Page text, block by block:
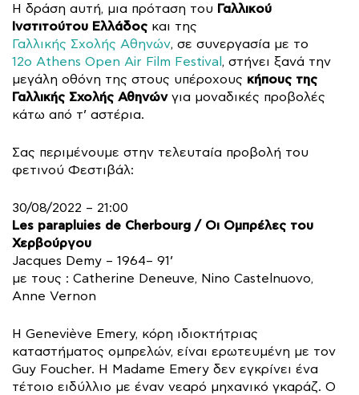
Η δράση αυτή, μια πρόταση του Γαλλικού
Ινστιτούτου Ελλάδος και της
Γαλλικής Σχολής Αθηνών, σε συνεργασία με το
12ο Athens Open Air Film Festival , στήνει ξανά την
μεγάλη οθόνη της στους υπέροχους κήπους της
Γαλλικής Σχολής Αθηνώνγια μοναδικές προβολές
κάτω από τ’ αστέρια.
Σας περιμένουμε στην τελευταία προβολή του
φετινού Φεστιβάλ:
30/08/2022 – 21:00
Les parapluies de Cherbourg / Οι Ομπρέλες του
Χερβούργου
Jacques Demy – 1964– 91’
με τους : Catherine Deneuve, Nino Castelnuovo,
Anne Vernon
Η Geneviève Emery, κόρη ιδιοκτήτριας
καταστήματος ομπρελών, είναι ερωτευμένη με τον
Guy Foucher. Η Madame Emery δεν εγκρίνει ένα
τέτοιο ειδύλλιο με έναν νεαρό μηχανικό γκαράζ. Ο